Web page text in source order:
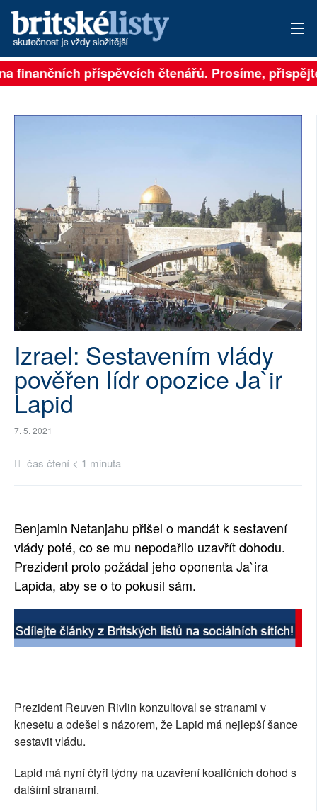
PŘIHLÁSIT
ROZHOVORY
TÉMATA
NEJČTENĚJŠÍ ZA 7 DNÍ
AUTOŘI
PŘÍSPĚVKY NA PROVOZ
SOCIÁLNÍ SÍTĚ
RUBRIKY
PLNÁ VERZE STRÁNEK
finančních příspěvcích čtenářů. Prosíme,
Izrael: Sestavením vlády
pověřen lídr opozice Ja`ir
Lapid
7. 5. 2021
čas čtení < 1 minuta
Benjamin Netanjahu přišel o mandát k sestavení
vlády poté, co se mu nepodařilo uzavřít dohodu.
Prezident proto požádal jeho oponenta Ja`ira
Lapida, aby se o to pokusil sám.
Prezident Reuven Rivlin konzultoval se stranami v
knesetu a odešel s názorem, že Lapid má nejlepší šance
sestavit vládu.
Lapid má nyní čtyři týdny na uzavření koaličních dohod s
dalšími stranami.